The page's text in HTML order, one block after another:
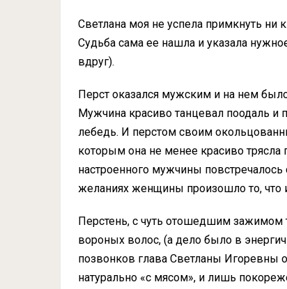
Светлана моя не успела примкнуть
Судьба сама ее нашла и указала
вдруг).
Перст оказался мужским и на нем
Мужчина красиво танцевал поодаль и
лебедь. И перстом своим
которым она не менее красиво
настроенного мужчины
желаниях женщины произошло то, что
Перстень, с чуть отошедшим зажимом
вороных волос, (а дело было в
позвонков глава Светланы Игоревны
натурально «с мясом», и лишь